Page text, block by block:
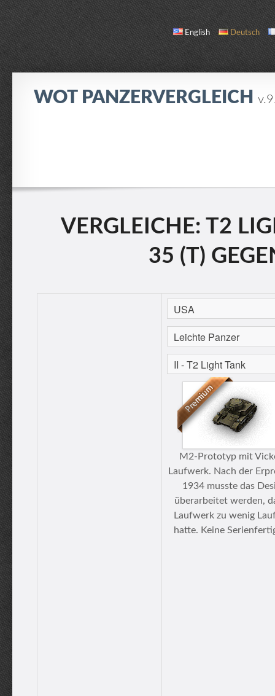
English Deutsch
WOT PANZERVERGLEICH
ÜBER UNS / KONTAKT
VERGLEICHE: T2
35 (T)
M2-Prototyp mit
Laufwerk. Nach der
1934 musste das
überarbeitet werden,
Laufwerk zu wenig
hatte. Keine